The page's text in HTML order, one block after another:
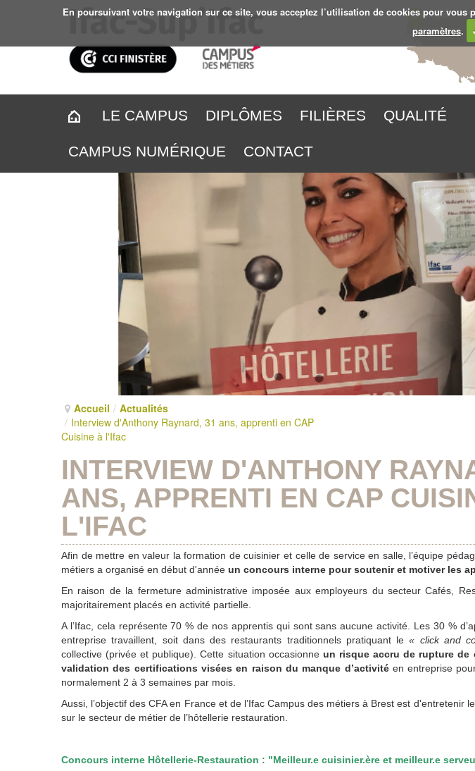
En poursuivant votre navigation sur ce site, vous acceptez l’utilisation de cookies pour vous
paramètres.
LE CAMPUS DIPLÔMES FILIÈRES QUALITÉ
CAMPUS NUMÉRIQUE CONTACT
Accueil / Actualités
/ Interview d'Anthony Raynard, 31 ans, apprenti en CAP
Cuisine à l'Ifac
INTERVIEW D'ANTHONY
ANS, APPRENTI EN CAP
L'IFAC
Afin de mettre en valeur la formation de cuisinier et celle de service en salle, l’équipe
métiers a organisé en début d'année un concours interne pour soutenir et motiver les
En raison de la fermeture administrative imposée aux employeurs du secteur Cafés,
majoritairement placés en activité partielle.
A l’Ifac, cela représente 70 % de nos apprentis qui sont sans aucune activité. Les 30 %
entreprise travaillent, soit dans des restaurants traditionnels pratiquant le« click and
collective (privée et publique). Cette situation occasionne un risque accru de rupture de
validation des certifications visées en raison du manque d’activitéen entreprise
normalement 2 à 3 semaines par mois.
Aussi, l’objectif des CFA en France et de l’Ifac Campus des métiers à Brest est d'entretenir
sur le secteur de métier de l’hôtellerie restauration.
Concours interne Hôtellerie-Restauration : "Meilleur.e cuisinier.ère et meilleur.e